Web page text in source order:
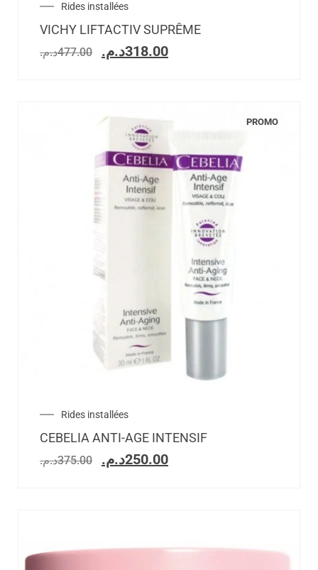
Rides installées
VICHY LIFTACTIV SUPRÊME
477.00د.م. 318.00د.م.
PROMO
Rides installées
CEBELIA ANTI-AGE INTENSIF
375.00د.م. 250.00د.م.